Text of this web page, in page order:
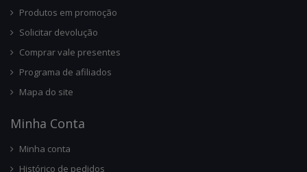
Produtos em promoção
Solicitar devolução
Comprar vale presentes
Programa de afiliados
Mapa do site
Minha Conta
Minha conta
Histórico de pedidos